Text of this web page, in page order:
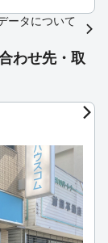
ータについて
わせ先・取